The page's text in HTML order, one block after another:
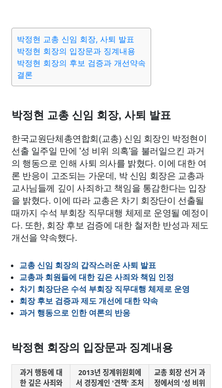
박정현 교총 신임 회장, 사퇴 발표
박정현 회장의 입장문과 징계내용
박정현 회장의 후보 검증과 개선약속
결론
박정현 교총 신임 회장, 사퇴 발표
한국교원단체총연합회(교총) 신임 회장인 박정현이
선출 일주일 만에 '성 비위 의혹'을 불러일으킨 과거
의 행동으로 인해 사퇴 의사를 밝혔다. 이에 대한 여
론 반응이 고조되는 가운데, 박 신임 회장은 교총과
교사님들께 깊이 사죄하고 책임을 통감한다는 입장
을 밝혔다. 이에 따라 교총은 차기 회장단이 선출될
때까지 수석 부회장 직무대행 체제로 운영될 예정이
다. 또한, 회장 후보 검증에 대한 철저한 반성과 제도
개선을 약속했다.
교총 신임 회장의 갑작스러운 사퇴 발표
교총과 회원들에 대한 깊은 사죄와 책임 인정
차기 회장단은 수석 부회장 직무대행 체제로 운영
회장 후보 검증과 제도 개선에 대한 약속
과거 행동으로 인한 여론의 반응
박정현 회장의 입장문과 징계내용
과거 행동에 대
한 깊은 사죄와
2013년 징계위원회에
서 경징계인 '견책' 조처
교총 회장 선거 과
정에서의 '성 비위